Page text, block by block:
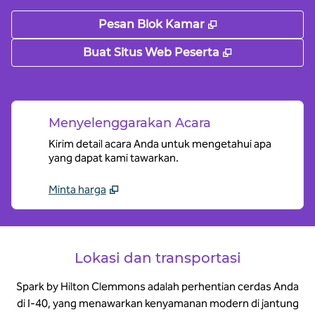
Pesan Blok Kamar ,
Buat Situs Web Peserta ,
Menyelenggarakan Acara
Kirim detail acara Anda untuk mengetahui apa
yang dapat kami tawarkan.
Minta harga
Lokasi dan transportasi
Spark by Hilton Clemmons adalah perhentian cerdas Anda
di I-40, yang menawarkan kenyamanan modern di jantung